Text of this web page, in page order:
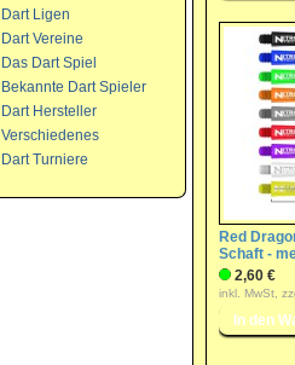
Dart Ligen
Dart Vereine
Das Dart Spiel
Bekannte Dart Spieler
Dart Hersteller
Verschiedenes
Dart Turniere
Red
Schaft -
2,60 €
inkl. MwSt,